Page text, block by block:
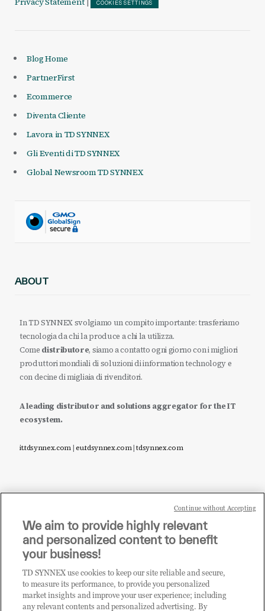
COOKIES SETTINGS
Blog Home
PartnerFirst
Ecommerce
Diventa Cliente
Lavora in TD SYNNEX
Gli Eventi di TD SYNNEX
Global Newsroom TD SYNNEX
ABOUT
In TD SYNNEX svolgiamo un compito importante: trasferiamo
tecnologia da chi la produce a chi la utilizza.
Come distributore, siamo a contatto ogni giorno con i migliori
produttori mondiali di soluzioni di information technology e
con decine di migliaia di rivenditori.
A leading distributor and solutions aggregator for the IT
ecosystem.
it.tdsynnex.com|eu.tdsynnex.com|tdsynnex.com
Sei un rivenditore di tecnologia e desideri acquistare
i prodotti o le soluzioni trattate sul blog?
CLICCA QUI E DIVENTA
CLIENTE TD SYNNEX
We aim to provide highly relevant
and personalized content to benefit
your business!
TD SYNNEX use cookies to keep our site reliable and secure,
to measure its performance, to provide you personalized
market insights and improve your user experience; including
any relevant contents and personalized advertising. By
Continue without Accepting